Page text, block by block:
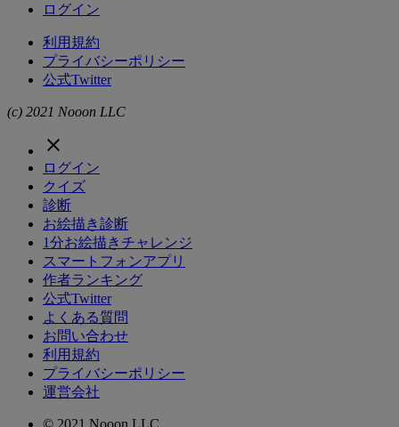
ログイン
利用規約
プライバシーポリシー
公式Twitter
(c) 2021 Nooon LLC
ログイン
クイズ
診断
お絵描き診断
1分お絵描きチャレンジ
スマートフォンアプリ
作者ランキング
公式Twitter
よくある質問
お問い合わせ
利用規約
プライバシーポリシー
運営会社
© 2021 Nooon LLC